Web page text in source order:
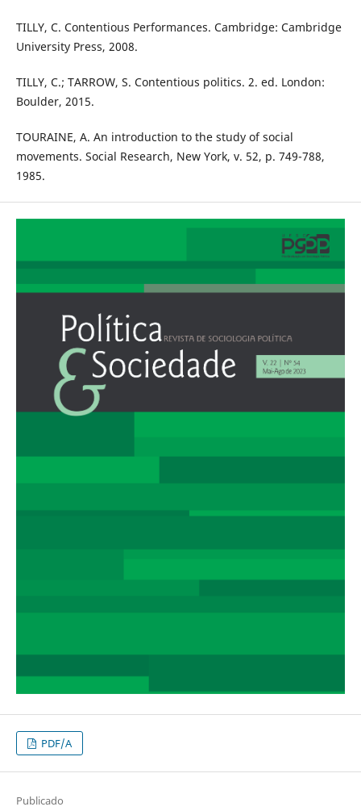
TILLY, C. Contentious Performances. Cambridge: Cambridge
University Press, 2008.
TILLY, C.; TARROW, S. Contentious politics. 2. ed. London:
Boulder, 2015.
TOURAINE, A. An introduction to the study of social
movements. Social Research, New York, v. 52, p. 749-788,
1985.
PDF/A
Publicado